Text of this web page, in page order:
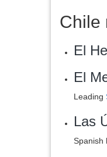
Chile
El
El
Leading
Las
Spanish